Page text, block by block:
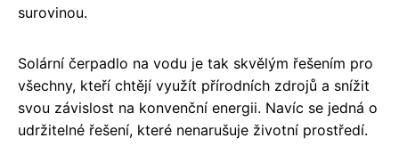
surovinou.
Solární čerpadlo na vodu je tak skvělým řešením pro
všechny, kteří chtějí využít přírodních zdrojů a snížit
svou závislost na konvenční energii. Navíc se jedná o
udržitelné řešení, které nenarušuje životní prostředí.